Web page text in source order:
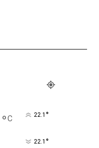
°C 22.1 °
22.1 °